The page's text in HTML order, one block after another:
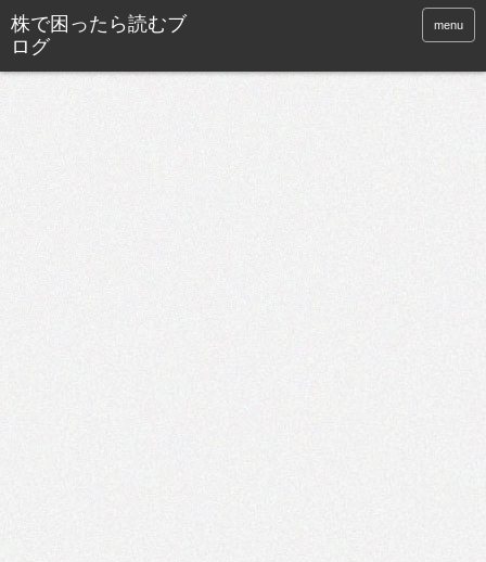
株で困ったら読むブ
ログ
menu